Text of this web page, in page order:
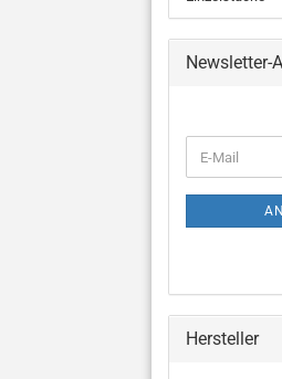
Newsletter-
ZUR
ANMELDUNG
E-
Mail
Hersteller